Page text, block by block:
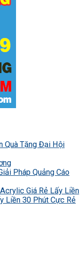
Quà Tặng Đại Hội
Pháp Quảng Cáo
Giá Rẻ Lấy Liền
Liền 30 Phút Cực Rẻ